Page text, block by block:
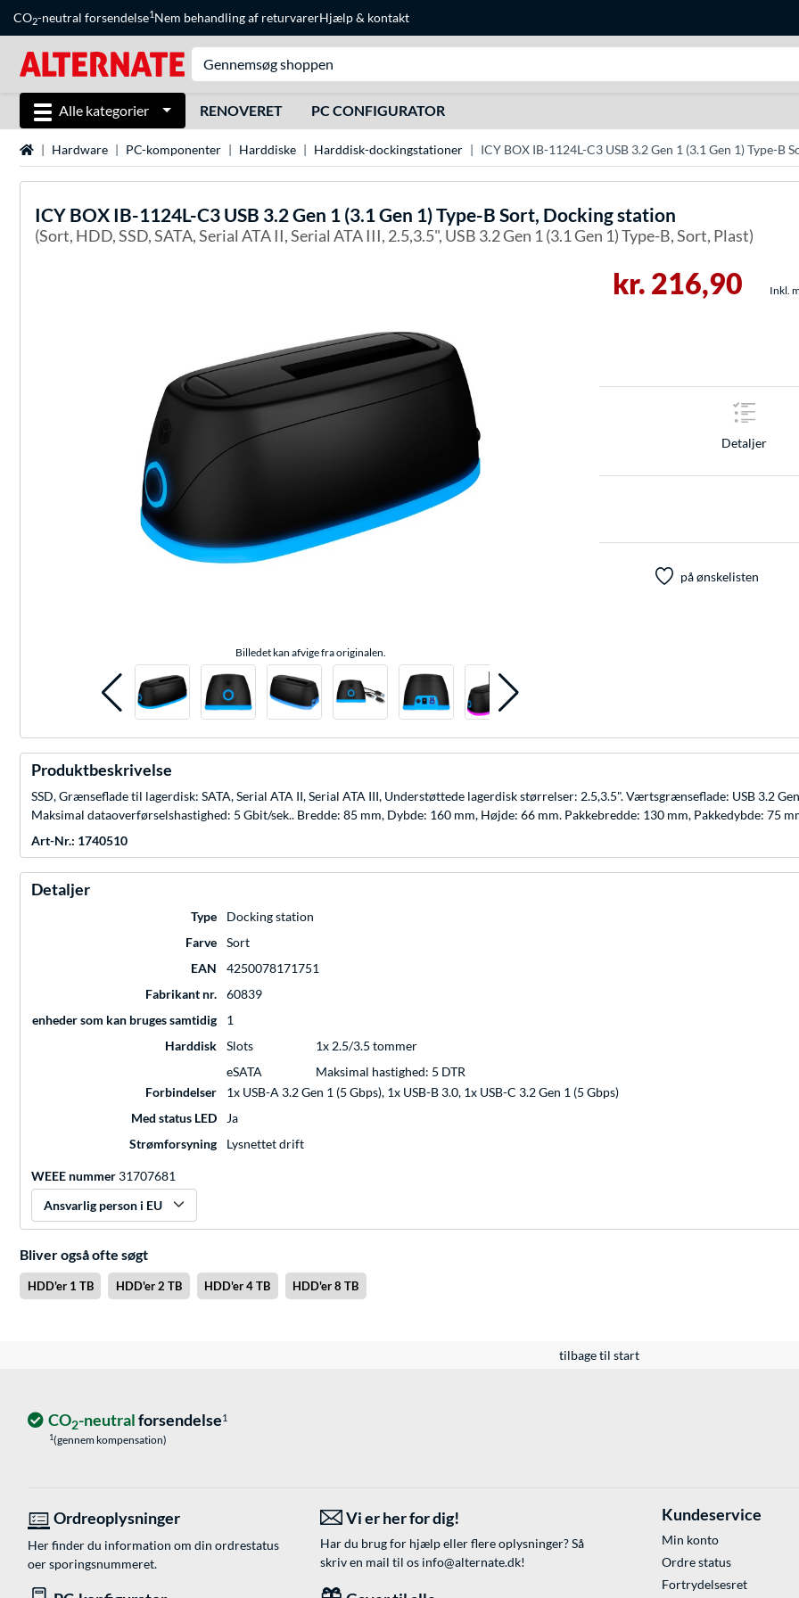
CO2-neutral forsendelse1Nem behandling af returvarerHjælp& kontakt
Alle kategorier RENOVERET PC CONFIGURATOR
StartsideHardware PC-komponenter Harddiske Harddisk-dockingstationer ICY BOX IB-1124L-C3 USB 3.2 Gen 1 (3.1 Gen 1) Type-B
ICY BOX IB-1124L-C3 USB 3.2 Gen 1 (3.1 Gen 1) Type-B Sort, Docking station
(Sort, HDD, SSD, SATA, Serial ATA II, Serial ATA III, 2.5,3.5", USB 3.2 Gen 1 (3.1 Gen 1) Type-B, Sort, Plast)
Billedet kan afvige fra originalen.
kr. 216,90 Inkl.
Detaljer
på ønskelisten
Produktbeskrivelse
SSD, Grænseflade til lagerdisk: SATA, Serial ATA II, Serial ATA III, Understøttede lagerdisk størrelser: 2.5,3.5". Værtsgrænseflade: USB 3.2
Maksimal dataoverførselshastighed: 5 Gbit/sek.. Bredde: 85 mm, Dybde: 160 mm, Højde: 66 mm. Pakkebredde: 130 mm, Pakkedybde: 75
Art-Nr.: 1740510
Detaljer
Type
Docking station
Farve
Sort
EAN
4250078171751
Fabrikant nr.
60839
enheder som kan bruges samtidig
1
Harddisk
Slots
1x 2.5/3.5 tommer
eSATA
Maksimal hastighed: 5 DTR
Forbindelser
1x USB-A 3.2 Gen 1 (5 Gbps), 1x USB-B 3.0, 1x USB-C 3.2 Gen 1 (5 Gbps)
Med status LED
Ja
Strømforsyning
Lysnettet drift
WEEE nummer 31707681
Ansvarlig person i EU
Bliver også ofte søgt
HDD'er 1 TB HDD'er 2 TB HDD'er 4 TB HDD'er 8 TB
tilbage til start
CO2-neutralforsendelse1
1(gennem kompensation)
Ordreoplysninger
Her finder du information om din ordrestatus
oer sporingsnummeret.
Vi er her for dig!
Har du brug for hjælp eller flere oplysninger? Så
skriv en mail til os info@alternate.dk!
Kundeservice
Min konto
Ordre status
Fortrydelsesret